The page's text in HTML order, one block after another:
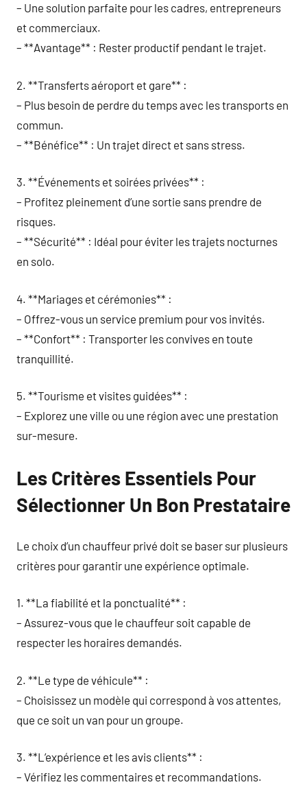
– Une solution parfaite pour les cadres, entrepreneurs
et commerciaux.
– **Avantage** : Rester productif pendant le trajet.
2. **Transferts aéroport et gare** :
– Plus besoin de perdre du temps avec les transports en
commun.
– **Bénéfice** : Un trajet direct et sans stress.
3. **Événements et soirées privées** :
– Profitez pleinement d’une sortie sans prendre de
risques.
– **Sécurité** : Idéal pour éviter les trajets nocturnes
en solo.
4. **Mariages et cérémonies** :
– Offrez-vous un service premium pour vos invités.
– **Confort** : Transporter les convives en toute
tranquillité.
5. **Tourisme et visites guidées** :
– Explorez une ville ou une région avec une prestation
sur-mesure.
Les Critères Essentiels Pour
Sélectionner Un Bon Prestataire
Le choix d’un chauffeur privé doit se baser sur plusieurs
critères pour garantir une expérience optimale.
1. **La fiabilité et la ponctualité** :
– Assurez-vous que le chauffeur soit capable de
respecter les horaires demandés.
2. **Le type de véhicule** :
– Choisissez un modèle qui correspond à vos attentes,
que ce soit un van pour un groupe.
3. **L’expérience et les avis clients** :
– Vérifiez les commentaires et recommandations.